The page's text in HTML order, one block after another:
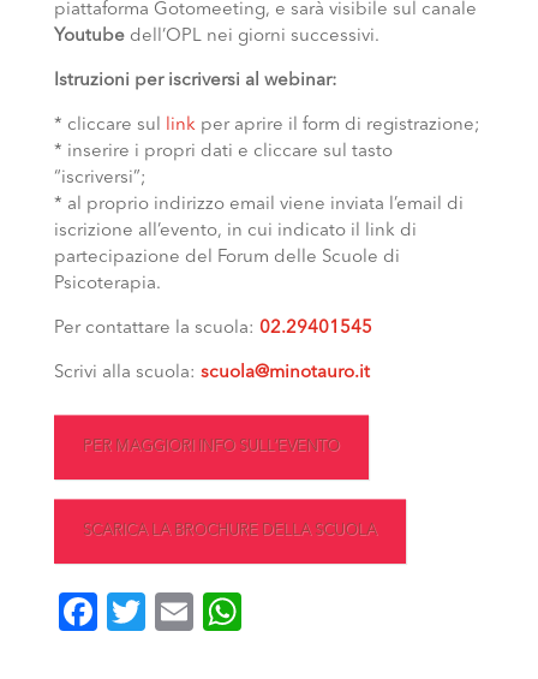
piattaforma Gotomeeting, e sarà visibile sul canale
Youtubedell’OPL nei giorni successivi.
Istruzioni per iscriversi al webinar:
* cliccare sul linkper aprire il form di registrazione;
* inserire i propri dati e cliccare sul tasto
“iscriversi”;
* al proprio indirizzo email viene inviata l’email di
iscrizione all’evento, in cui indicato il link di
partecipazione del Forum delle Scuole di
Psicoterapia.
Per contattare la scuola: 02.29401545
Scrivi alla scuola: scuola@minotauro.it
PER MAGGIORI INFO SULL’EVENTO
SCARICA LA BROCHURE DELLA SCUOLA
Facebook
Twitter
Email